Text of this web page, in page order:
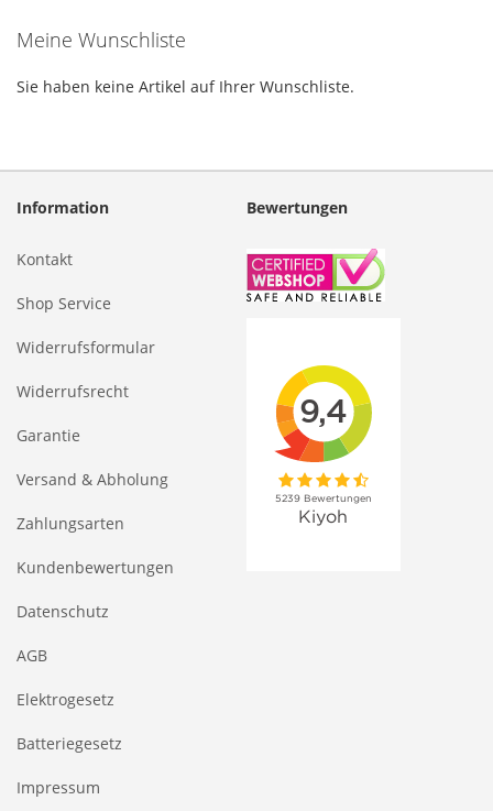
Meine Wunschliste
Sie haben keine Artikel auf Ihrer Wunschliste.
Information
Kontakt
Shop Service
Widerrufsformular
Widerrufsrecht
Garantie
Versand & Abholung
Zahlungsarten
Kundenbewertungen
Datenschutz
AGB
Elektrogesetz
Batteriegesetz
Impressum
Bewertungen